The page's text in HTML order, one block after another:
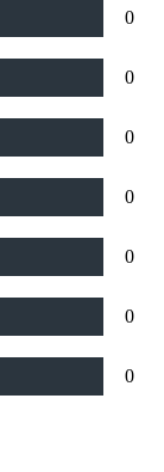
0
0
0
0
0
0
0